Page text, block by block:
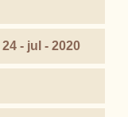
24 - jul - 2020